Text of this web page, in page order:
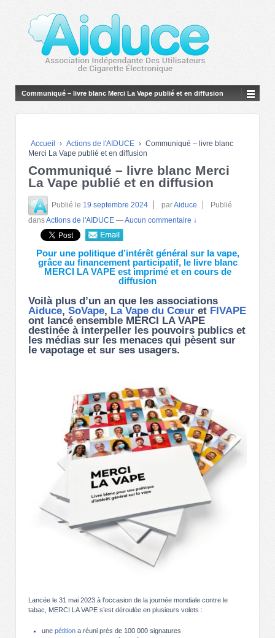
Communiqué – livre blanc Merci La Vape publié et en diffusion
Accueil › Actions de l'AIDUCE › Communiqué – livre blanc
Merci La Vape publié et en diffusion
Communiqué – livre blanc Merci
La Vape publié et en diffusion
Publié le 19 septembre 2024 parAiduce
Publié
dansActions de l'AIDUCE —Aucun commentaire ↓
Pour une politique d’intérêt général sur la vape,
grâce au financement participatif, le livre blanc
MERCI LA VAPE est imprimé et en cours de
diffusion
Voilà plus d’un an que les associations
Aiduce SoVape La Vape du Cœur et FIVAPE
ont lancé ensemble MERCI LA VAPE
destinée à interpeller les pouvoirs publics et
les médias sur les menaces qui pèsent sur
le vapotage et sur ses usagers.
Lancée le 31 mai 2023 à l’occasion de la journée mondiale contre le
tabac, MERCI LA VAPE s’est déroulée en plusieurs volets :
une pétition a réuni près de 100 000 signatures